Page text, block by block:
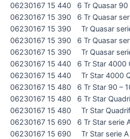
06230167 15 440 6 Tr Quasar 90
06230167 15 390 6 Tr Quasar
06230167 15 390 Tr Quasar
06230167 15 390 6 Tr Quasar
06230167 15 390 Tr Quasar
06230167 15 440 6 Tr Star 4000
06230167 15 440 Tr Star 4000
06230167 15 480 6 Tr Star 90 –
06230167 15 480 6 Tr Star
06230167 15 480 Tr Star
06230167 15 690 6 Tr Star serie
06230167 15 690 Tr Star serie A